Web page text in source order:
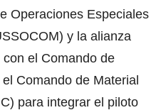
Operaciones Especiales
y la alianza
el Comando de
Comando de Material
para integrar el piloto